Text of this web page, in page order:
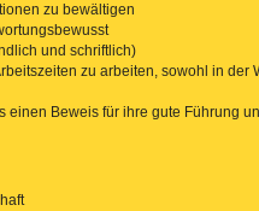
zu bewältigen
und schriftlich)
zu arbeiten, sowohl in
Beweis für ihre gute Führung